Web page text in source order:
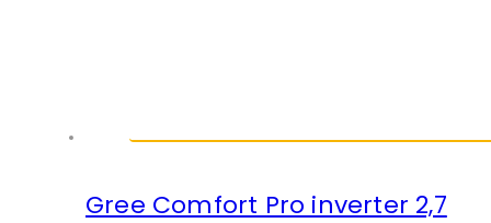
Gree Comfort Pro inverter 2,7